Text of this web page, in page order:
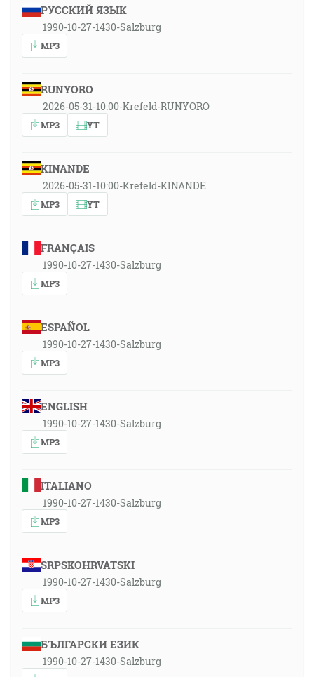
РУССКИЙ ЯЗЫК
1990-10-27-1430-Salzburg
MP3
RUNYORO
2026-05-31-10:00-Krefeld-RUNYORO
MP3 YT
KINANDE
2026-05-31-10:00-Krefeld-KINANDE
MP3 YT
FRANÇAIS
1990-10-27-1430-Salzburg
MP3
ESPAÑOL
1990-10-27-1430-Salzburg
MP3
ENGLISH
1990-10-27-1430-Salzburg
MP3
ITALIANO
1990-10-27-1430-Salzburg
MP3
SRPSKOHRVATSKI
1990-10-27-1430-Salzburg
MP3
БЪЛГАРСКИ ЕЗИК
1990-10-27-1430-Salzburg